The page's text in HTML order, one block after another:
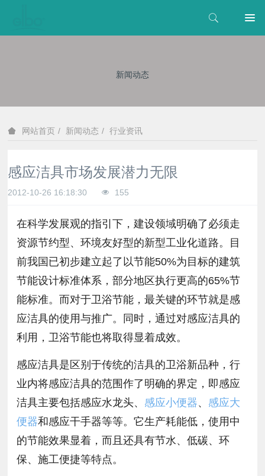
新闻动态
网站首页 新闻动态 行业资讯
感应洁具市场发展潜力无限
2012-10-26 16:18:30 155
在科学发展观的指引下，建设领域明确了必须走
资源节约型、环境友好型的新型工业化道路。目
前我国已初步建立起了以节能50%为目标的建筑
节能设计标准体系，部分地区执行更高的65%节
能标准。而对于卫浴节能，最关键的环节就是感
应洁具的使用与推广。同时，通过对感应洁具的
利用，卫浴节能也将取得显着成效。
感应洁具是区别于传统的洁具的卫浴新品种，行
业内将感应洁具的范围作了明确的界定，即感应
洁具主要包括感应水龙头、 感应小便器、 感应大
便器和感应干手器等等。它生产耗能低，使用中
的节能效果显着，而且还具有节水、低碳、环
保、施工便捷等特点。